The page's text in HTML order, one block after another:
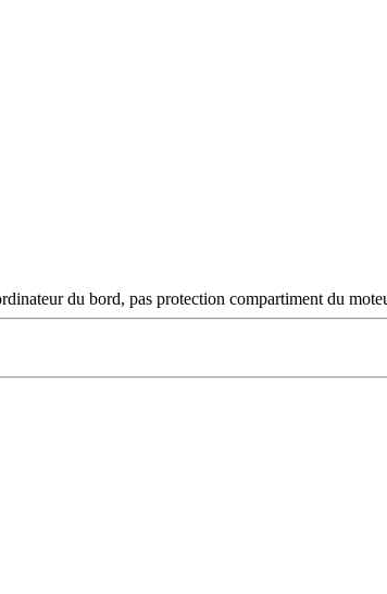
du bord, pas protection compartiment du